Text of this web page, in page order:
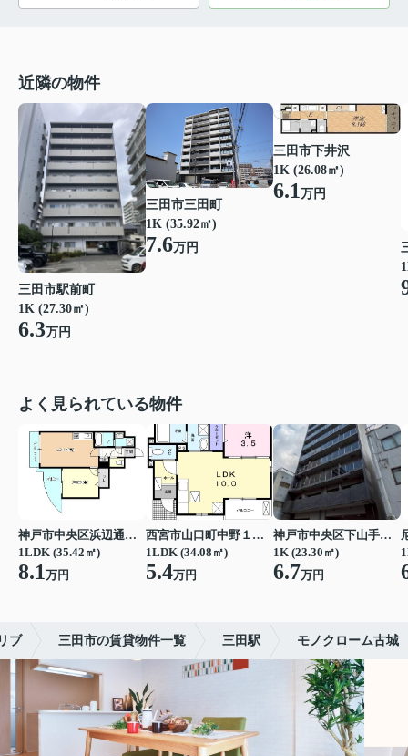
近隣の物件
三田市駅前町
1K (27.30㎡)
6.3万円
三田市三田町
1K (35.92㎡)
7.6万円
三田市下井沢
1K (26.08㎡)
6.1万円
よく見られている物件
神戸市中央区浜辺通３丁目
1LDK (35.42㎡)
8.1万円
西宮市山口町中野１丁目
1LDK (34.08㎡)
5.4万円
神戸市中央区下山手通７丁目
1K (23.30㎡)
6.7万円
ブ 三田市の賃貸物件一覧 三田駅 モノクローム古城